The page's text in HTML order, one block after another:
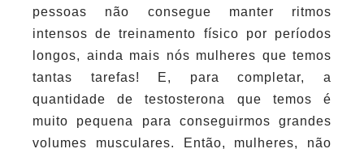
pessoas não consegue manter ritmos
intensos de treinamento físico por períodos
longos, ainda mais nós mulheres que temos
tantas tarefas! E, para completar, a
quantidade de testosterona que temos é
muito pequena para conseguirmos grandes
volumes musculares. Então, mulheres, não